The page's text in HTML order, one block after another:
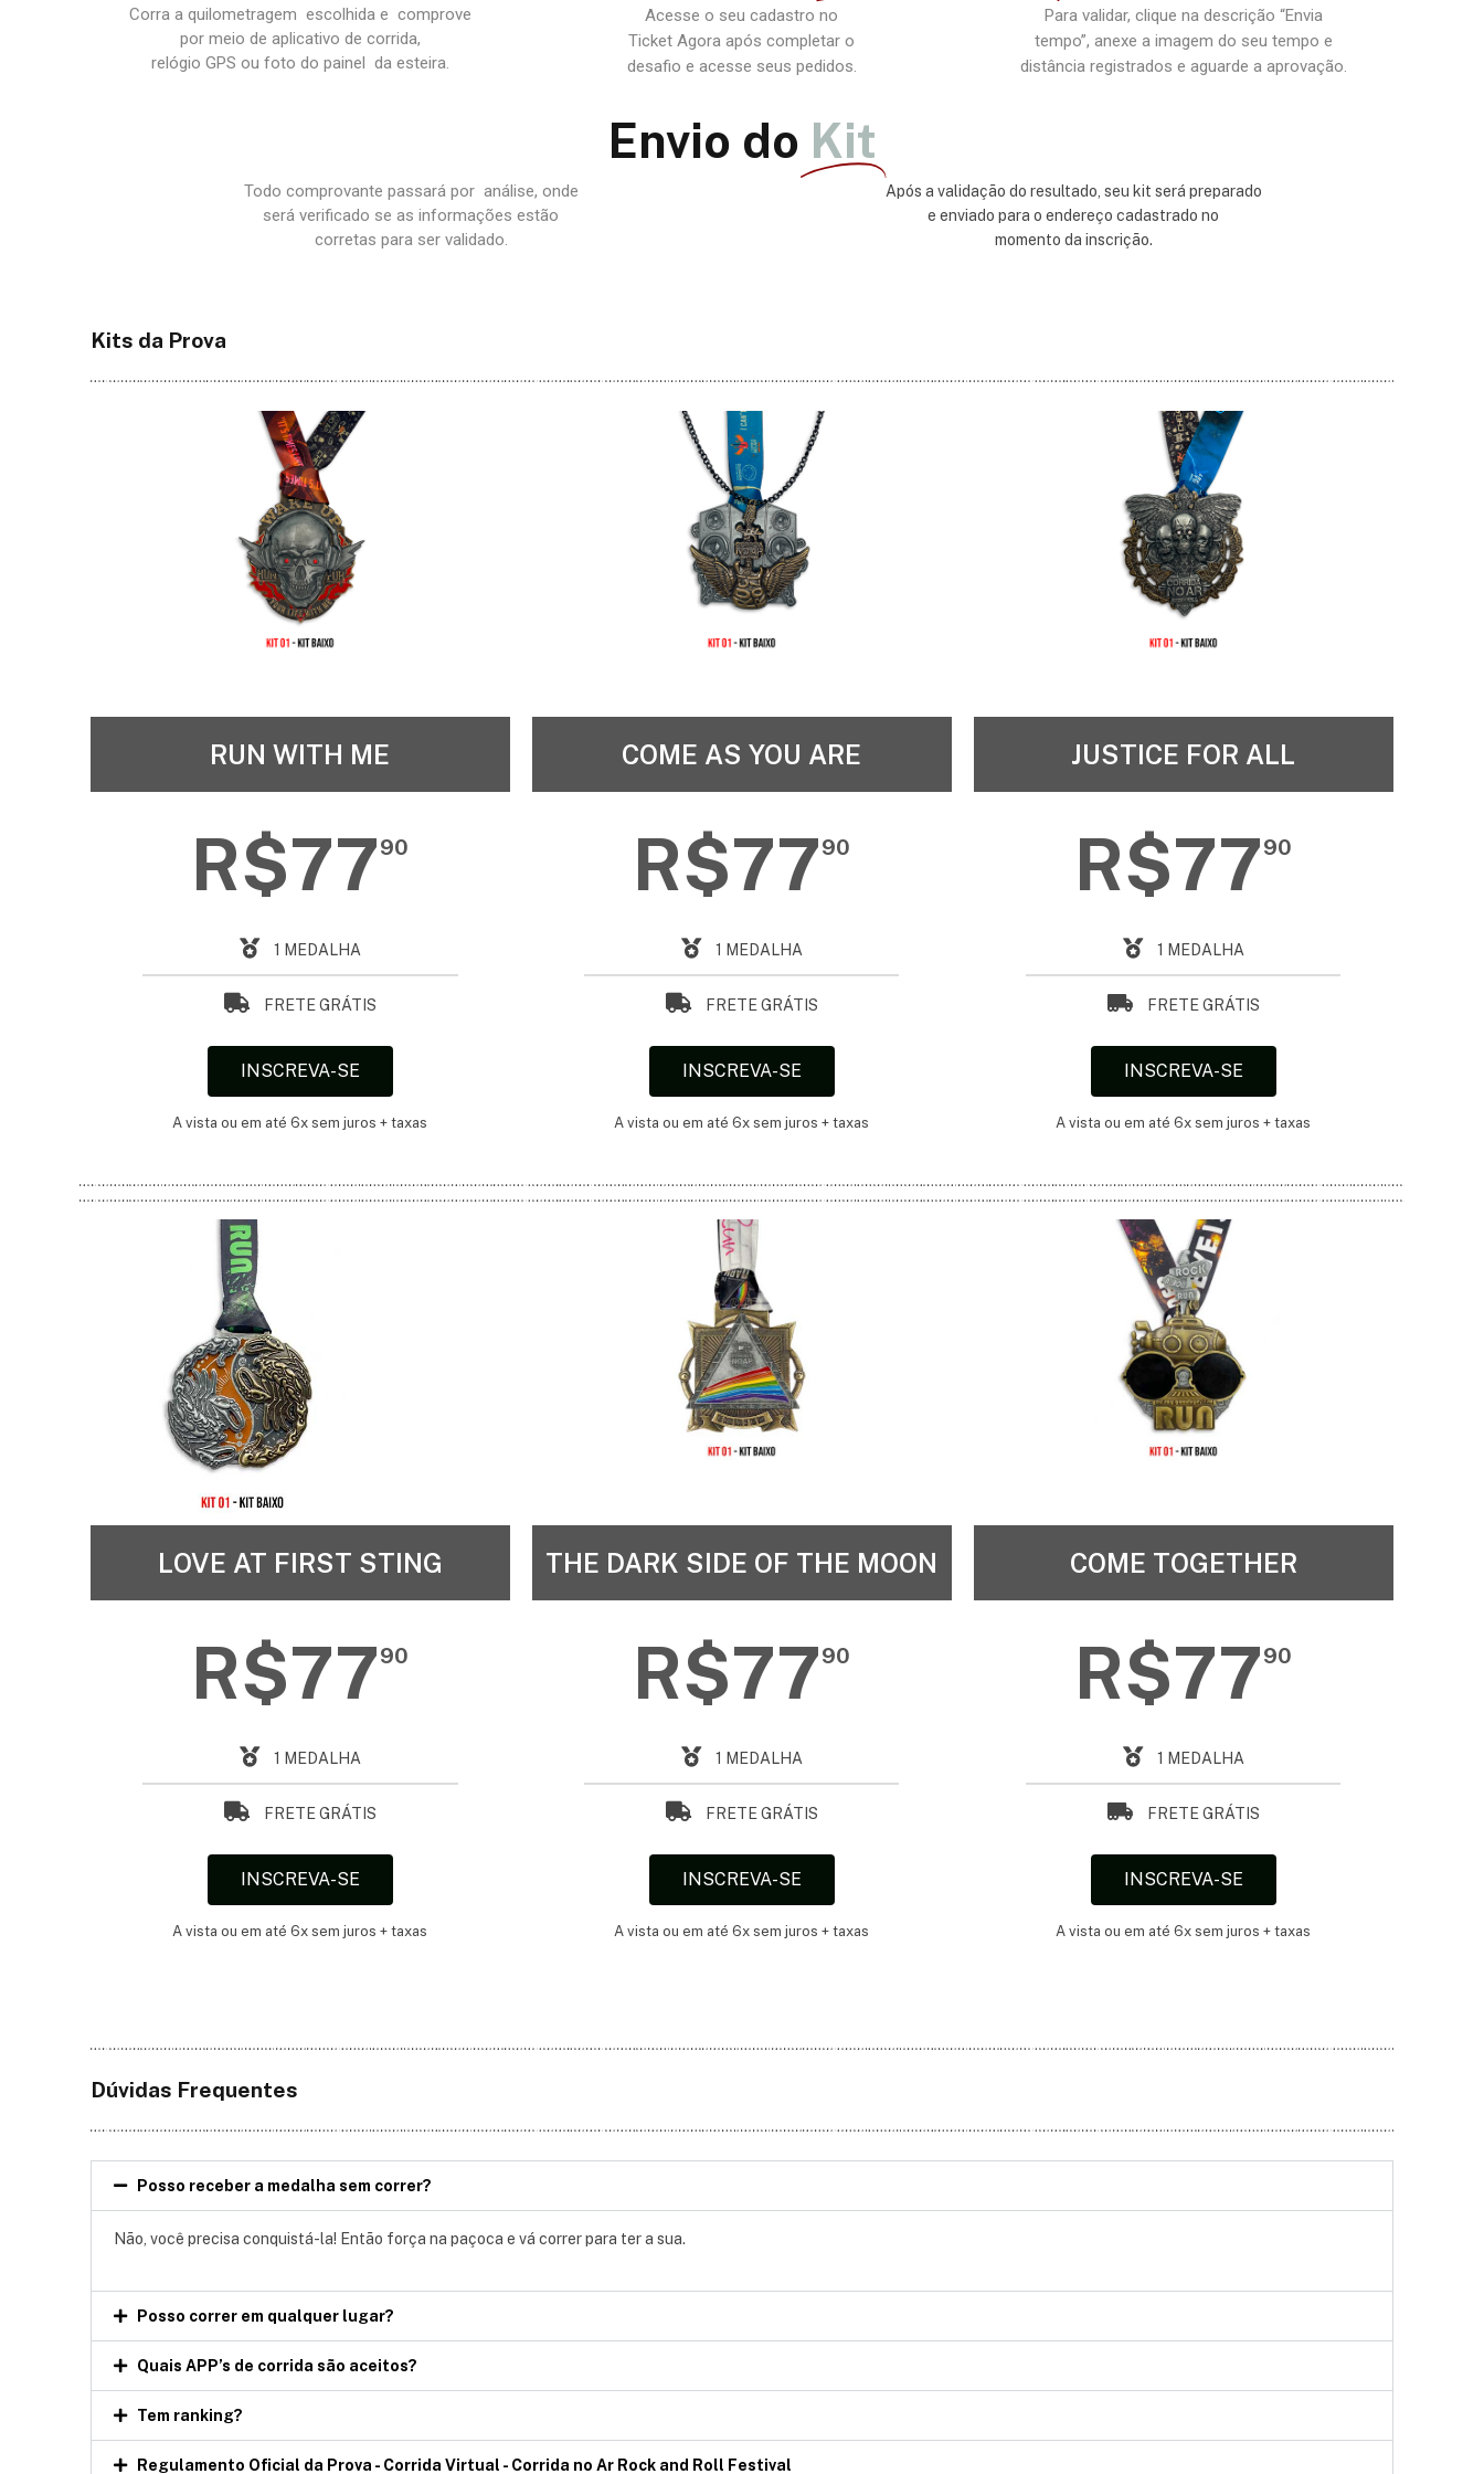
Corra a quilometragem escolhida e comprove
por meio de aplicativo de corrida,
relógio GPS ou foto do painel da esteira.
Acesse o seu cadastro no
Ticket Agora após completar o
desafio e acesse seus pedidos.
Para validar, clique na descrição “Envia
tempo”, anexe a imagem do seu tempo e
distância registrados e aguarde a aprovação.
Envio do Kit
Todo comprovante passará por análise, onde
será verificado se as informações estão
corretas para ser validado.
Após a validação do resultado, seu kit será preparado
e enviado para o endereço cadastrado no
momento da inscrição.
Kits da Prova
RUN WITH ME
R$7790
1 MEDALHA
FRETE GRÁTIS
INSCREVA-SE
A vista ou em até 6x sem juros + taxas
COME AS YOU ARE
R$7790
1 MEDALHA
FRETE GRÁTIS
INSCREVA-SE
A vista ou em até 6x sem juros + taxas
JUSTICE FOR ALL
R$7790
1 MEDALHA
FRETE GRÁTIS
INSCREVA-SE
A vista ou em até 6x sem juros + taxas
LOVE AT FIRST STING
R$7790
1 MEDALHA
FRETE GRÁTIS
INSCREVA-SE
A vista ou em até 6x sem juros + taxas
THE DARK SIDE OF THE MOON
R$7790
1 MEDALHA
FRETE GRÁTIS
INSCREVA-SE
A vista ou em até 6x sem juros + taxas
COME TOGETHER
R$7790
1 MEDALHA
FRETE GRÁTIS
INSCREVA-SE
A vista ou em até 6x sem juros + taxas
Dúvidas Frequentes
Posso receber a medalha sem correr?
Não, você precisa conquistá-la! Então força na paçoca e vá correr para ter a sua.
Posso correr em qualquer lugar?
Quais APP’s de corrida são aceitos?
Tem ranking?
Regulamento Oficial da Prova - Corrida Virtual - Corrida no Ar Rock and Roll Festival